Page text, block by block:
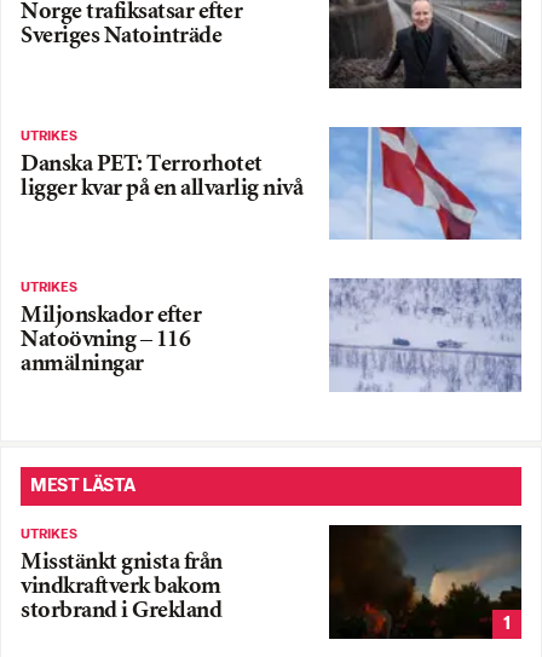
Norge trafiksatsar efter
Sveriges Natointräde
UTRIKES
Danska PET: Terrorhotet
ligger kvar på en allvarlig nivå
UTRIKES
Miljonskador efter
Natoövning – 116
anmälningar
MEST LÄSTA
UTRIKES
Misstänkt gnista från
vindkraftverk bakom
storbrand i Grekland
1